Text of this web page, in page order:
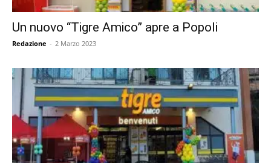
Un nuovo “Tigre Amico” apre a Popoli
Redazione - 2 Marzo 2023